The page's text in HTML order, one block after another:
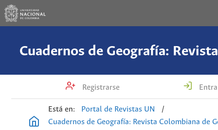
Registrarse
Está en: Portal de Revistas UN
/
Cuadernos de Geografía: Revista Colombiana de